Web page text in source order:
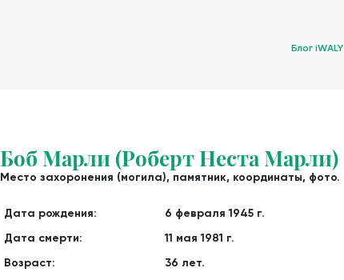
Блог iWALY
Боб Марли (Роберт Неста Марли)
Место захоронения (могила), памятник, координаты, фото.
Дата рождения:
6 февраля 1945 г.
Дата смерти:
11 мая 1981 г.
Возраст:
36 лет.